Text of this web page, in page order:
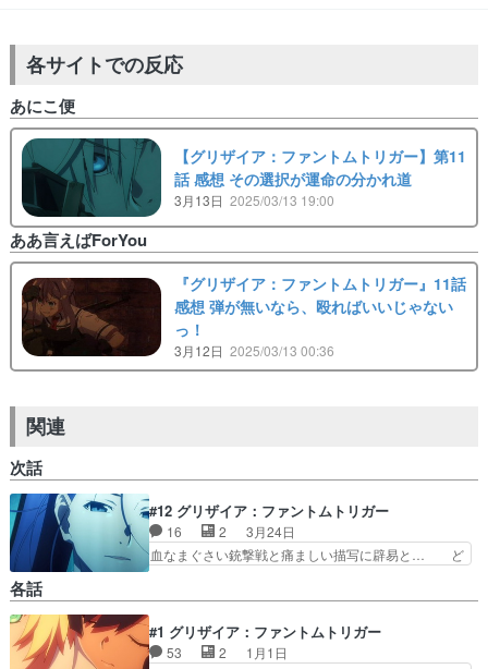
各サイトでの反応
あにこ便
【グリザイア：ファントムトリガー】第11
話 感想 その選択が運命の分かれ道
3月13日 2025/03/13 19:00
ああ言えばForYou
『グリザイア：ファントムトリガー』11話
感想 弾が無いなら、殴ればいいじゃない
っ！
3月12日 2025/03/13 00:36
関連
次話
#12 グリザイア：ファントムトリガー
16 2
3月24日
血なまぐさい銃撃戦と痛ましい描写に辟易と… ど
人かの怪我人を出しつつ終結に向か… 動仕で参加
させていただきました(´・ω・… トーカの足は結
各話
#1 グリザイア：ファントムトリガー
53 2
1月1日